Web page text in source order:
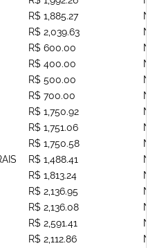
R$ 1,885.27
R$ 2,039.63
R$ 600.00
R$ 400.00
R$ 500.00
R$ 700.00
R$ 1,750.92
R$ 1,751.06
R$ 1,750.58
R$ 1,488.41
R$ 1,813.24
R$ 2,136.95
R$ 2,136.08
R$ 2,591.41
R$ 2,112.86